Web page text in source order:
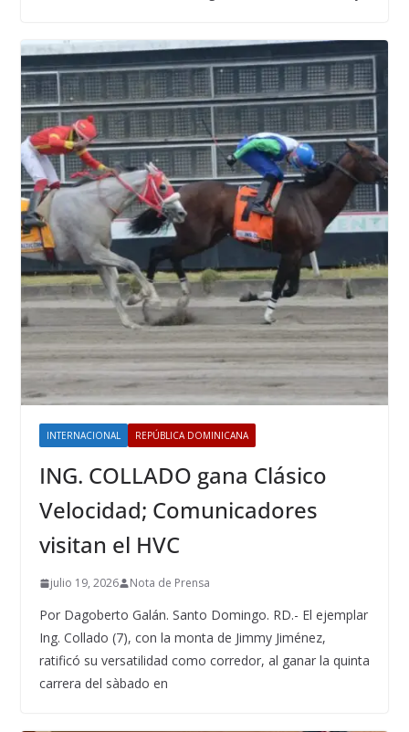
INTERNACIONAL REPÚBLICA DOMINICANA
ING. COLLADO gana Clásico
Velocidad; Comunicadores
visitan el HVC
julio 19, 2026 Nota de Prensa
Por Dagoberto Galán. Santo Domingo. RD.- El ejemplar
Ing. Collado (7), con la monta de Jimmy Jiménez,
ratificó su versatilidad como corredor, al ganar la quinta
carrera del sàbado en